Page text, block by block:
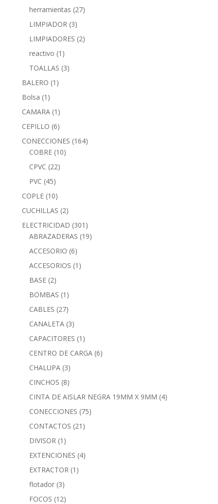
herramientas (27)
LIMPIADOR (3)
LIMPIADORES (2)
reactivo (1)
TOALLAS (3)
BALERO (1)
Bolsa (1)
CAMARA (1)
CEPILLO (6)
CONECCIONES (164)
COBRE (10)
CPVC (22)
PVC (45)
COPLE (10)
CUCHILLAS (2)
ELECTRICIDAD (301)
ABRAZADERAS (19)
ACCESORIO (6)
ACCESORIOS (1)
BASE (2)
BOMBAS (1)
CABLES (27)
CANALETA (3)
CAPACITORES (1)
CENTRO DE CARGA (6)
CHALUPA (3)
CINCHOS (8)
CINTA DE AISLAR NEGRA 19MM X 9MM (4)
CONECCIONES (75)
CONTACTOS (21)
DIVISOR (1)
EXTENCIONES (4)
EXTRACTOR (1)
flotador (3)
FOCOS (12)